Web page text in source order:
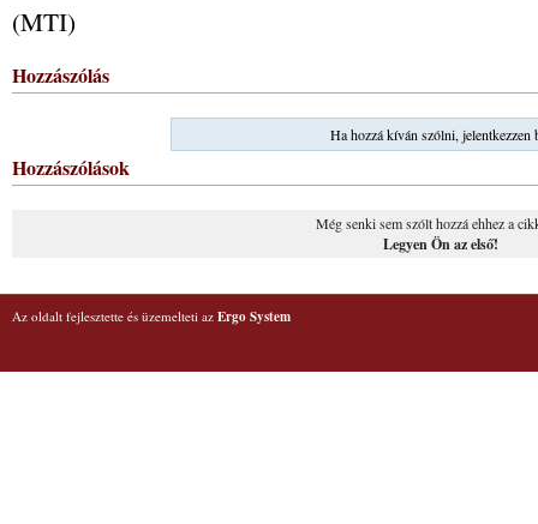
(MTI)
Hozzászólás
Ha hozzá kíván szólni, jelentkezzen
Hozzászólások
Még senki sem szólt hozzá ehhez a
Legyen Ön az első!
Az oldalt fejlesztette és üzemelteti az Ergo System